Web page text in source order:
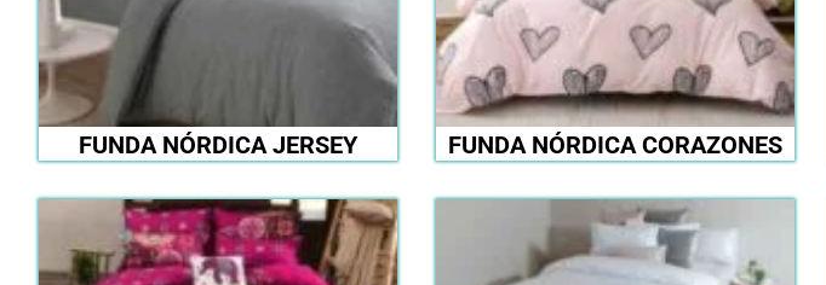
FUNDA NÓRDICA JERSEY FUNDA NÓRDICA CORAZONES